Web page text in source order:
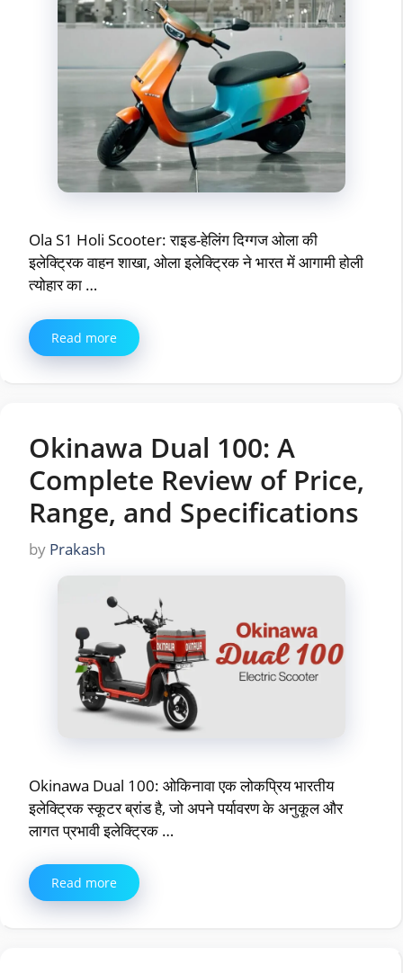
Ola S1 Holi Scooter: राइड-हेलिंग दिग्गज ओला की
इलेक्ट्रिक वाहन शाखा, ओला इलेक्ट्रिक ने भारत में आगामी होली
त्योहार का …
Read more
Okinawa Dual 100: A
Complete Review of Price,
Range, and Specifications
by Prakash
Okinawa Dual 100: ओकिनावा एक लोकप्रिय भारतीय
इलेक्ट्रिक स्कूटर ब्रांड है, जो अपने पर्यावरण के अनुकूल और
लागत प्रभावी इलेक्ट्रिक …
Read more